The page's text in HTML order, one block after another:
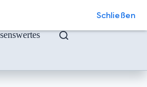
Schließen